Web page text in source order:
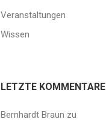
Veranstaltungen
Wissen
LETZTE KOMMENTARE
Bernhardt Braun zu